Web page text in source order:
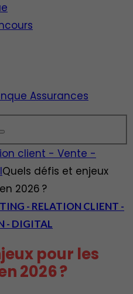
Assurances
client - Vente -
Quels défis et enjeux
2026 ?
- RELATION CLIENT -
- DIGITAL
pour les
2026 ?